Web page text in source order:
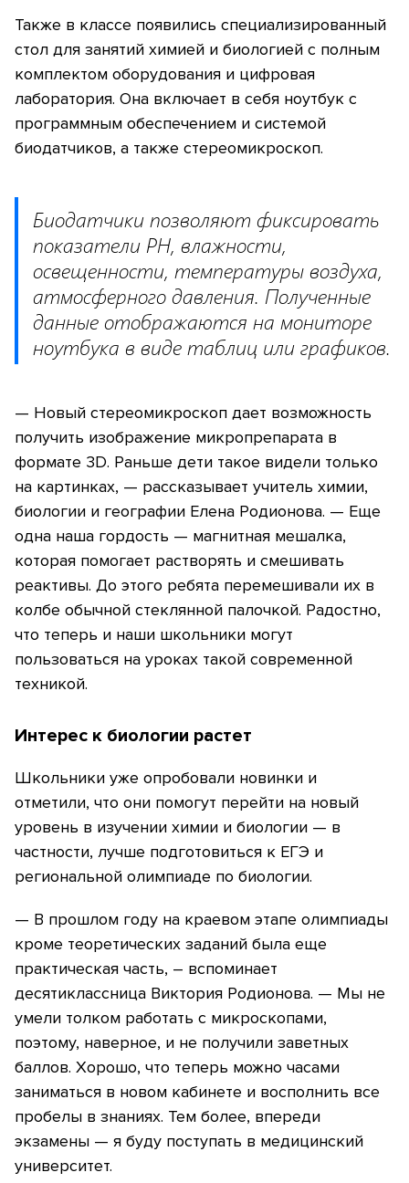
Также в классе появились специализированный
стол для занятий химией и биологией с полным
комплектом оборудования и цифровая
лаборатория. Она включает в себя ноутбук с
программным обеспечением и системой
биодатчиков, а также стереомикроскоп.
Биодатчики позволяют фиксировать
показатели PH, влажности,
освещенности, температуры воздуха,
атмосферного давления. Полученные
данные отображаются на мониторе
ноутбука в виде таблиц или графиков.
— Новый стереомикроскоп дает возможность
получить изображение микропрепарата в
формате 3D. Раньше дети такое видели только
на картинках, — рассказывает учитель химии,
биологии и географии Елена Родионова. — Еще
одна наша гордость — магнитная мешалка,
которая помогает растворять и смешивать
реактивы. До этого ребята перемешивали их в
колбе обычной стеклянной палочкой. Радостно,
что теперь и наши школьники могут
пользоваться на уроках такой современной
техникой.
Интерес к биологии растет
Школьники уже опробовали новинки и
отметили, что они помогут перейти на новый
уровень в изучении химии и биологии — в
частности, лучше подготовиться к ЕГЭ и
региональной олимпиаде по биологии.
— В прошлом году на краевом этапе олимпиады
кроме теоретических заданий была еще
практическая часть, – вспоминает
десятиклассница Виктория Родионова. — Мы не
умели толком работать с микроскопами,
поэтому, наверное, и не получили заветных
баллов. Хорошо, что теперь можно часами
заниматься в новом кабинете и восполнить все
пробелы в знаниях. Тем более, впереди
экзамены — я буду поступать в медицинский
университет.